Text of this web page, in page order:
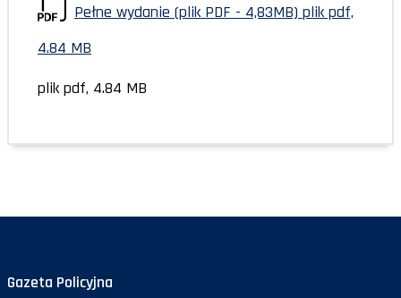
Pełne wydanie (plik PDF - 4,83MB) plik pdf,
4.84 MB
plik pdf, 4.84 MB
Gazeta Policyjna